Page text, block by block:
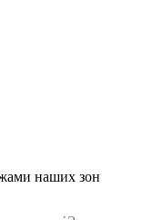
наших зон